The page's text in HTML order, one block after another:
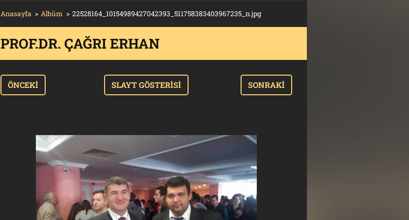
Anasayfa > Albüm > 22528164_10154989427042393_511758383403967235_n.jpg
PROF.DR. ÇAĞRI ERHAN
ÖNCEKI SLAYT GÖSTERISI SONRAKI